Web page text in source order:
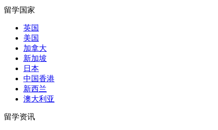
留学国家
英国
美国
加拿大
新加坡
日本
中国香港
新西兰
澳大利亚
留学资讯